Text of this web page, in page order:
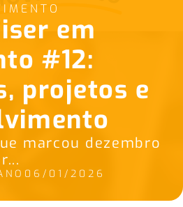
em
#12:
projetos e
marcou dezembro
06/01/2026